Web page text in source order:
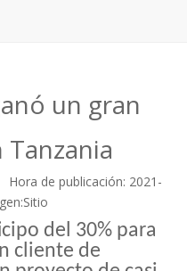
un gran
de publicación: 2021-
Sitio
del 30% para
cliente de